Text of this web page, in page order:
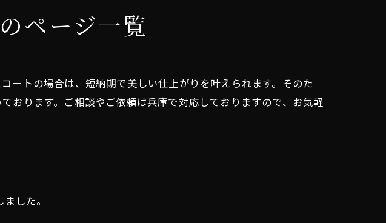
ページ一覧
ートの場合は、短納期で美しい仕上がりを叶えられます。そのた
おります。ご相談やご依頼は兵庫で対応しておりますので、お気軽
した。